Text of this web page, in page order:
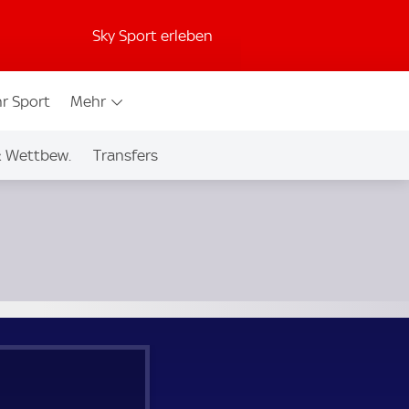
Sky Sport erleben
Sport Mehr
Wettbew. Transfers